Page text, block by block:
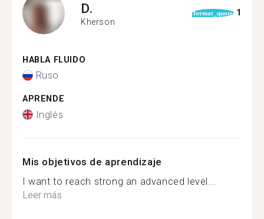
D.
Kherson
format_quote 1
HABLA FLUIDO
Ruso
APRENDE
Inglés
Mis objetivos de aprendizaje
I want to reach strong an advanced level...
Leer más